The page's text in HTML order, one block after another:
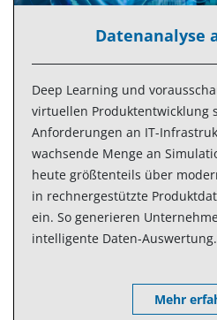
Datenanalyse
Deep Learning und
virtuellen Produktentwicklung
Anforderungen an IT-
wachsende Menge an
heute größtenteils über
in rechnergestützte
ein. So generieren
intelligente Daten-Auswertung.
Mehr